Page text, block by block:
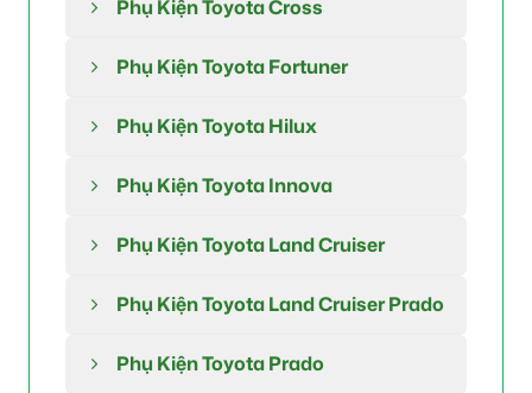
Phụ Kiện Toyota Cross
Phụ Kiện Toyota Fortuner
Phụ Kiện Toyota Hilux
Phụ Kiện Toyota Innova
Phụ Kiện Toyota Land Cruiser
Phụ Kiện Toyota Land Cruiser Prado
Phụ Kiện Toyota Prado